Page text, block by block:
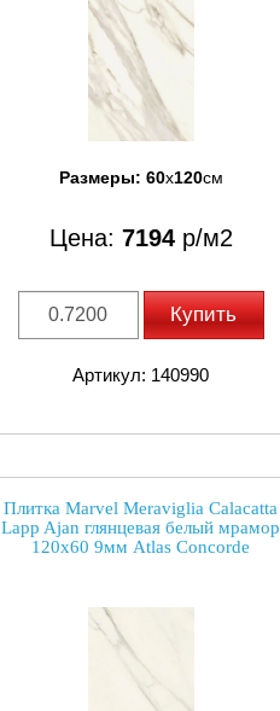
Размеры: 60x120см
Цена: 7194р/м2
Купить
Артикул: 140990
Плитка Marvel Meraviglia Calacatta
Lapp Ajan глянцевая белый мрамор
120x60 9мм Atlas Concorde